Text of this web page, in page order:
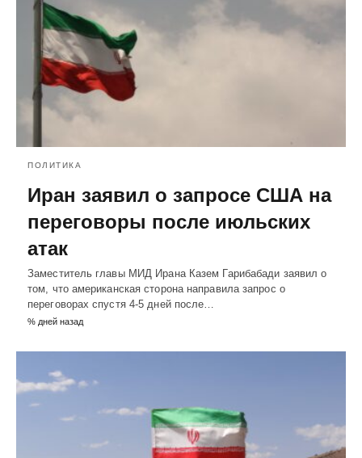
ПОЛИТИКА
Иран заявил о запросе США на
переговоры после июльских
атак
Заместитель главы МИД Ирана Казем Гарибабади заявил о
том, что американская сторона направила запрос о
переговорах спустя 4-5 дней после…
% дней назад